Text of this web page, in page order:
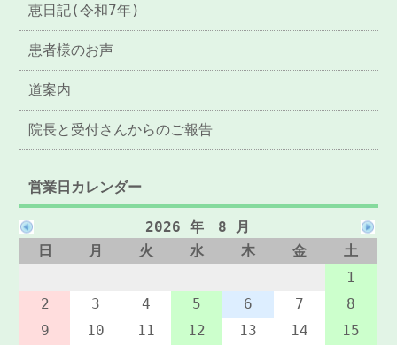
恵日記(令和7年)
患者様のお声
道案内
院長と受付さんからのご報告
営業日カレンダー
2026 年 8 月
日
月 火 水 木 金
土
1
2
3 4 5 6 7
8
9
10 11 12 13 14
15